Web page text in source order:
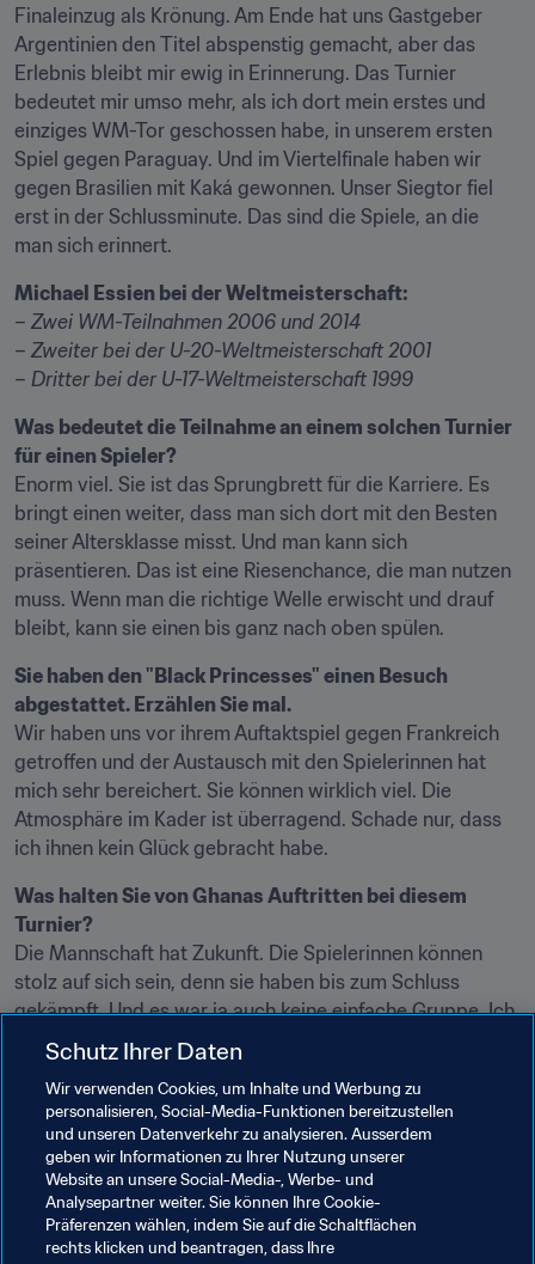
Finaleinzug als Krönung. Am Ende hat uns Gastgeber
Argentinien den Titel abspenstig gemacht, aber das
Erlebnis bleibt mir ewig in Erinnerung. Das Turnier
bedeutet mir umso mehr, als ich dort mein erstes und
einziges WM-Tor geschossen habe, in unserem ersten
Spiel gegen Paraguay. Und im Viertelfinale haben wir
gegen Brasilien mit Kaká gewonnen. Unser Siegtor fiel
erst in der Schlussminute. Das sind die Spiele, an die
man sich erinnert.
Michael Essien bei der Weltmeisterschaft:
– Zwei WM-Teilnahmen 2006 und 2014
– Zweiter bei der U-20-Weltmeisterschaft 2001
– Dritter bei der U-17-Weltmeisterschaft 1999
Was bedeutet die Teilnahme an einem solchen Turnier
für einen Spieler?
Enorm viel. Sie ist das Sprungbrett für die Karriere. Es
bringt einen weiter, dass man sich dort mit den Besten
seiner Altersklasse misst. Und man kann sich
präsentieren. Das ist eine Riesenchance, die man nutzen
muss. Wenn man die richtige Welle erwischt und drauf
bleibt, kann sie einen bis ganz nach oben spülen.
Sie haben den "Black Princesses" einen Besuch
abgestattet. Erzählen Sie mal.
Wir haben uns vor ihrem Auftaktspiel gegen Frankreich
getroffen und der Austausch mit den Spielerinnen hat
mich sehr bereichert. Sie können wirklich viel. Die
Atmosphäre im Kader ist überragend. Schade nur, dass
ich ihnen kein Glück gebracht habe.
Was halten Sie von Ghanas Auftritten bei diesem
Turnier?
Die Mannschaft hat Zukunft. Die Spielerinnen können
stolz auf sich sein, denn sie haben bis zum Schluss
gekämpft. Und es war ja auch keine einfache Gruppe. Ich
freue mich, dass es zum Schluss noch einen Sieg gab.
kommenden Jahr zur Frauen-Weltmeisterschaft.
Verwandte Themen
Schutz Ihrer Daten
Wir verwenden Cookies, um Inhalte und Werbung zu
personalisieren, Social-Media-Funktionen bereitzustellen
und unseren Datenverkehr zu analysieren. Ausserdem
geben wir Informationen zu Ihrer Nutzung unserer
Website an unsere Social-Media-, Werbe- und
Analysepartner weiter. Sie können Ihre Cookie-
Präferenzen wählen, indem Sie auf die Schaltflächen
rechts klicken und beantragen, dass Ihre